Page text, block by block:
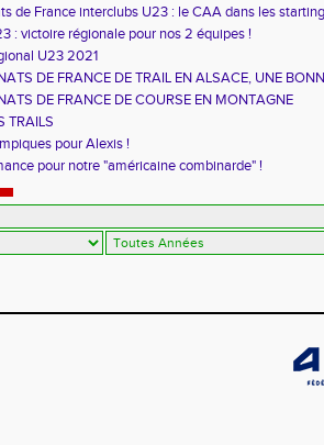
de France interclubs U23 : le CAA dans les
: victoire régionale pour nos 2 équipes !
U23 2021
DE FRANCE DE TRAIL EN ALSACE, UNE
DE FRANCE DE COURSE EN MONTAGNE
TRAILS
pour Alexis !
pour notre "américaine combinarde" !